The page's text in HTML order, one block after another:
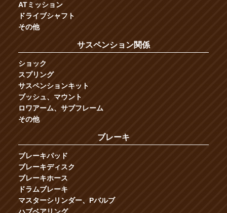
ATミッション
ドライブシャフト
その他
サスペンション関係
ショック
スプリング
サスペンションキット
ブッシュ、マウント
ロワアーム、サブフレーム
その他
ブレーキ
ブレーキパッド
ブレーキディスク
ブレーキホース
ドラムブレーキ
マスターシリンダー、Pバルブ